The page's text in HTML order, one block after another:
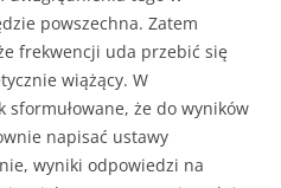
powszechna. Zatem
frekwencji uda przebić się
wiążący. W
sformułowane, że do wyników
napisać ustawy
wyniki odpowiedzi na